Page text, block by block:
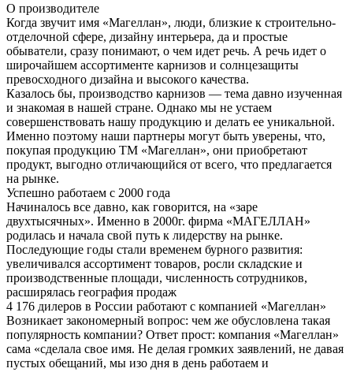
О производителе
Когда звучит имя «Магеллан», люди, близкие к строительно-
отделочной сфере, дизайну интерьера, да и простые
обыватели, сразу понимают, о чем идет речь. А речь идет о
широчайшем ассортименте карнизов и солнцезащиты
превосходного дизайна и высокого качества.
Казалось бы, производство карнизов — тема давно изученная
и знакомая в нашей стране. Однако мы не устаем
совершенствовать нашу продукцию и делать ее уникальной.
Именно поэтому наши партнеры могут быть уверены, что,
покупая продукцию ТМ «Магеллан», они приобретают
продукт, выгодно отличающийся от всего, что предлагается
на рынке.
Успешно работаем с 2000 года
Начиналось все давно, как говорится, на «заре
двухтысячных». Именно в 2000г. фирма «МАГЕЛЛАН»
родилась и начала свой путь к лидерству на рынке.
Последующие годы стали временем бурного развития:
увеличивался ассортимент товаров, росли складские и
производственные площади, численность сотрудников,
расширялась география продаж
4 176 дилеров в России работают с компанией «Магеллан»
Возникает закономерный вопрос: чем же обусловлена такая
популярность компании? Ответ прост: компания «Магеллан»
сама «сделала свое имя. Не делая громких заявлений, не давая
пустых обещаний, мы изо дня в день работаем и